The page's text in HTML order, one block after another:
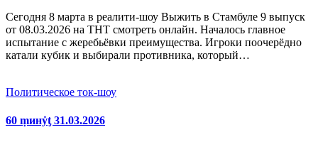
Сегодня 8 марта в реалити-шоу Выжить в Стамбуле 9 выпуск
от 08.03.2026 на ТНТ смотреть онлайн. Началось главное
испытание с жеребьёвки преимущества. Игроки поочерёдно
катали кубик и выбирали противника, который…
Политическое ток-шоу
60 ṃинẏƫ 31.03.2026